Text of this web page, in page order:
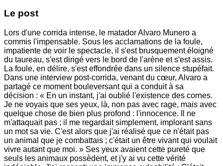
Le post
Lors d'une corrida intense, le matador Alvaro Munero a
commis l'impensable. Sous les acclamations de la foule,
impatiente de voir le spectacle, il s'est brusquement éloigné
du taureau, s'est dirigé vers le bord de l'arène et s'est assis.
La foule, en délire, s'est effondrée dans un silence stupéfait.
Dans une interview post-corrida, venant du cœur, Alvaro a
partagé ce moment bouleversant qui a conduit à sa
décision : « En un instant, j'ai oublié l'existence des cornes.
Je ne voyais que ses yeux, là, non pas avec rage, mais avec
quelque chose de bien plus profond : l'innocence. Il ne
m'attaquait pas ; il me regardait simplement, implorant sans
un mot sa vie. C'est alors que j'ai réalisé que ce n'était pas
un animal que je combattais ; c'était un être vivant qui voulait
vivre autant que moi. » Ses yeux avaient cette pureté que
seuls les animaux possèdent, et j'y ai vu cette vérité